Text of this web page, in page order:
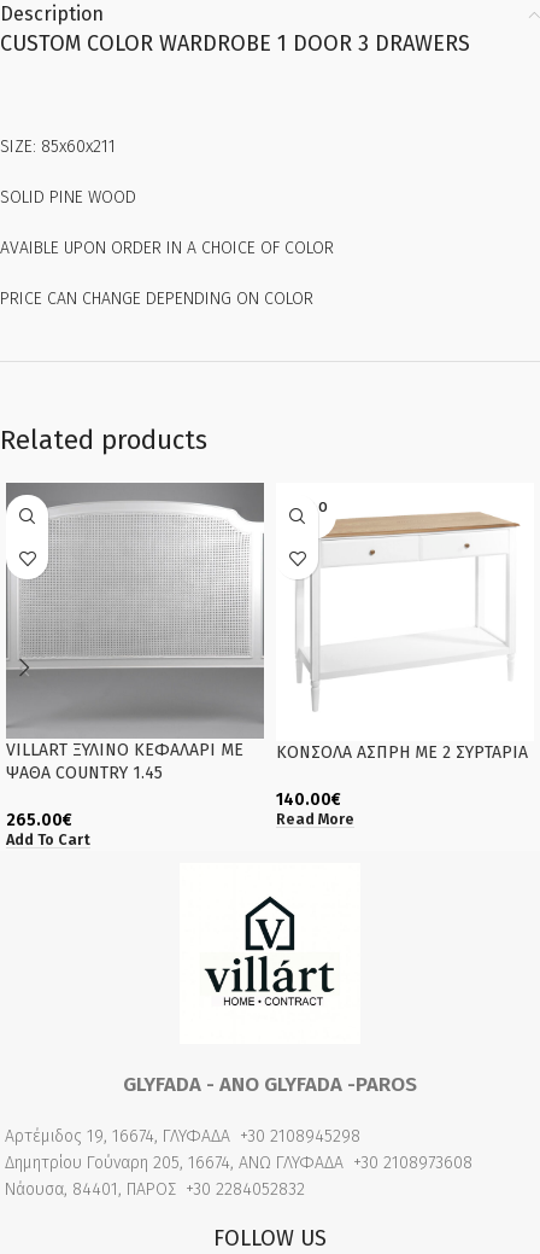
Description
CUSTOM COLOR WARDROBE 1 DOOR 3 DRAWERS
SIZE: 85x60x211
SOLID PINE WOOD
AVAIBLE UPON ORDER IN A CHOICE OF COLOR
PRICE CAN CHANGE DEPENDING ON COLOR
Related products
VILLART ΞΥΛΙΝΟ ΚΕΦΑΛΑΡΙ ΜΕ
ΨΑΘΑ COUNTRY 1.45
265.00€
Add To Cart
SOLD O
UT
ΚΟΝΣΟΛΑ ΑΣΠΡΗ ΜΕ 2 ΣΥΡΤΑΡΙΑ
140.00€
Read More
GLYFADA - ANO GLYFADA -PAROS
Αρτέμιδος 19, 16674, ΓΛΥΦΑΔΑ +30 2108945298
Δημητρίου Γούναρη 205, 16674, ΑΝΩ ΓΛΥΦΑΔΑ +30 2108973608
Νάουσα, 84401, ΠΑΡΟΣ +30 2284052832
FOLLOW US